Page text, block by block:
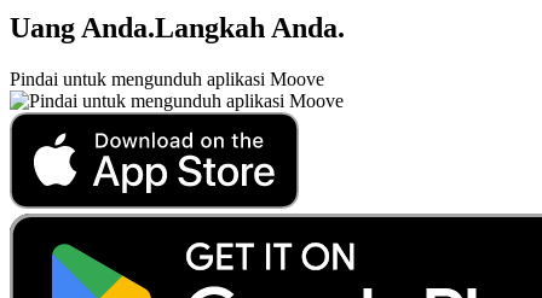
Uang Anda.Langkah Anda.
Pindai untuk mengunduh aplikasi Moove